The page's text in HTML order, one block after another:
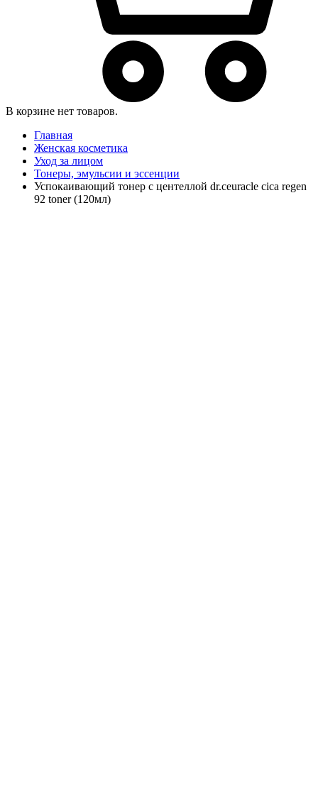
В корзине нет товаров.
Главная
Женская косметика
Уход за лицом
Тонеры, эмульсии и эссенции
Успокаивающий тонер с центеллой dr.ceuracle cica regen
92 toner (120мл)